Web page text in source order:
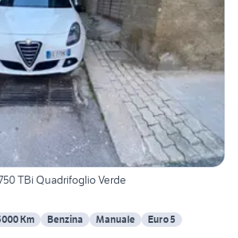
TBi Quadrifoglio Verde
Km Benzina Manuale Euro 5